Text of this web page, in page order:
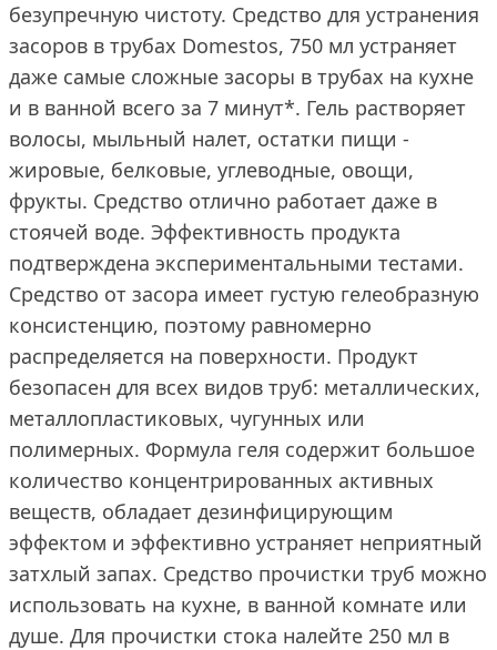
безупречную чистоту. Средство для устранения
засоров в трубах Domestos, 750 мл устраняет
даже самые сложные засоры в трубах на кухне
и в ванной всего за 7 минут*. Гель растворяет
волосы, мыльный налет, остатки пищи -
жировые, белковые, углеводные, овощи,
фрукты. Средство отлично работает даже в
стоячей воде. Эффективность продукта
подтверждена экспериментальными тестами.
Средство от засора имеет густую гелеобразную
консистенцию, поэтому равномерно
распределяется на поверхности. Продукт
безопасен для всех видов труб: металлических,
металлопластиковых, чугунных или
полимерных. Формула геля содержит большое
количество концентрированных активных
веществ, обладает дезинфицирующим
эффектом и эффективно устраняет неприятный
затхлый запах. Средство прочистки труб можно
использовать на кухне, в ванной комнате или
душе. Для прочистки стока налейте 250 мл в